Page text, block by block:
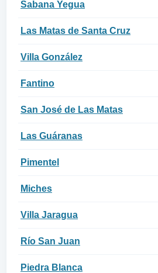
Sabana Yegua
Las Matas de Santa Cruz
Villa González
Fantino
San José de Las Matas
Las Guáranas
Pimentel
Miches
Villa Jaragua
Río San Juan
Piedra Blanca